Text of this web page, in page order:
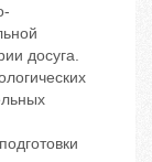
досуга.